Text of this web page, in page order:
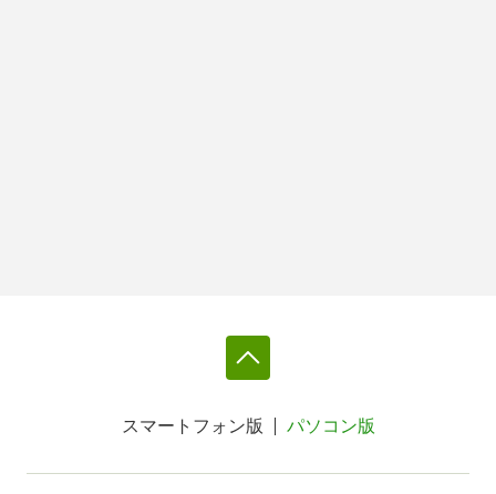
スマートフォン版 パソコン版